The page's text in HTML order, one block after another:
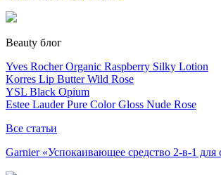
Beauty блог
Yves Rocher Organic Raspberry Silky Lotion
Korres Lip Butter Wild Rose
YSL Black Opium
Estee Lauder Pure Color Gloss Nude Rose
Все статьи
Garnier «Успокаивающее средство 2-в-1